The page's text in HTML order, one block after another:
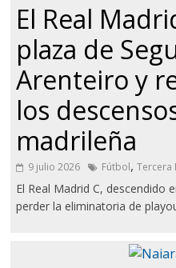
El Real
plaza de
Arenteiro y
los
madrileña
9 julio 2026 Fútbol,Tercera
El Real Madrid C, descendido
perder la eliminatoria de